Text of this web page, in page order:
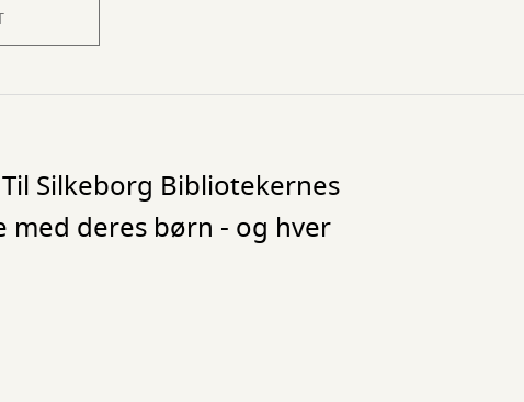
Silkeborg Bibliotekernes
deres børn - og hver